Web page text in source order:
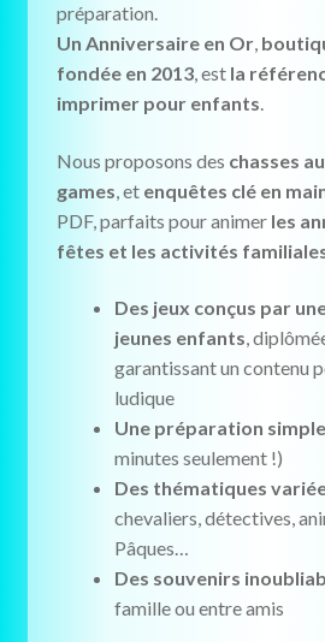
préparation.
Un Anniversaire en Or,
fondée en 2013, est la
imprimer pour enfants.
Nous proposons des chasses
games , et enquêtes clé en
PDF, parfaits pour animer les
fêtes et les activités
Des jeux conçus par
jeunes enfants,
garantissant un contenu
ludique
Une préparation
minutes seulement !)
Des thématiques
chevaliers, détectives,
Pâques…
Des souvenirs
famille ou entre amis